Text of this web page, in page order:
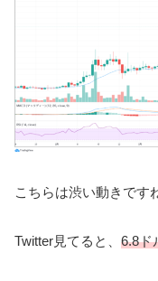
こちらは渋い動きです
Twitter見てると、 6.8ド